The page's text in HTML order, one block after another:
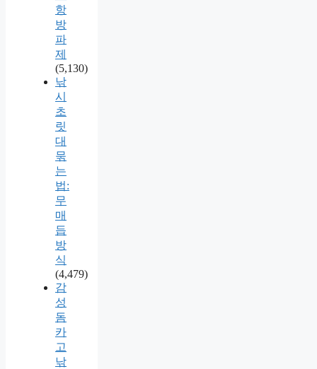
항
방
파
제
(5,130)
낚
시
초
릿
대
묶
는
법:
무
매
듭
방
식
(4,479)
감
성
돔
카
고
낚